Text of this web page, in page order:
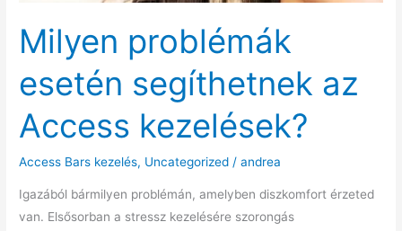
Milyen problémák
esetén segíthetnek az
Access kezelések?
Access Bars kezelés, Uncategorized /andrea
Igazából bármilyen problémán, amelyben diszkomfort érzeted
van. Elsősorban a stressz kezelésére szorongás